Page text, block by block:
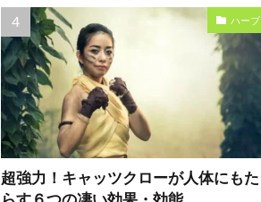
ハーブ
超強力！キャッツクローが人体にもた